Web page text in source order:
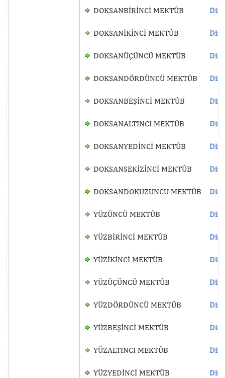
DOKSANBİRİNCİ MEKTÛB
DOKSANİKİNCİ MEKTÛB
DOKSANÜÇÜNCÜ MEKTÛB
DOKSANDÖRDÜNCÜ MEKTÛB
DOKSANBEŞİNCİ MEKTÛB
DOKSANALTINCI MEKTÛB
DOKSANYEDİNCİ MEKTÛB
DOKSANSEKİZİNCİ MEKTÛB
DOKSANDOKUZUNCU MEKTÛB
YÜZÜNCÜ MEKTÛB
YÜZBİRİNCİ MEKTÛB
YÜZİKİNCİ MEKTÛB
YÜZÜÇÜNCÜ MEKTÛB
YÜZDÖRDÜNCÜ MEKTÛB
YÜZBEŞİNCİ MEKTÛB
YÜZALTINCI MEKTÛB
YÜZYEDİNCİ MEKTÛB